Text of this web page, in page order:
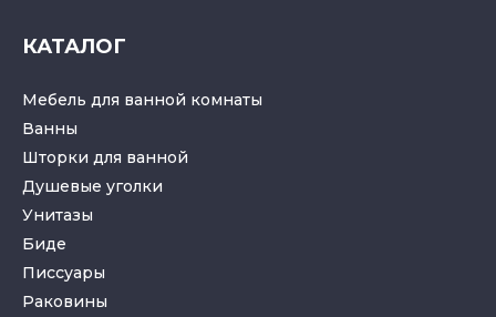
КАТАЛОГ
Мебель для ванной комнаты
Ванны
Шторки для ванной
Душевые уголки
Унитазы
Биде
Писсуары
Раковины